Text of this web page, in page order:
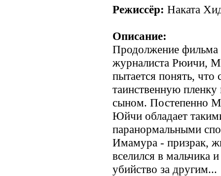
Режиссёр: Наката
Описание:
Продолжение фильма
журналиста Рюичи,
пытается понять, что
таинственную
сыном. Постепенно
Юйчи обладает
паранормальными
Имамура - призрак,
вселился в мальчика
убийство за другим...